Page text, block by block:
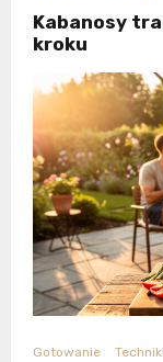
Kabanosy
kroku
Gotowanie